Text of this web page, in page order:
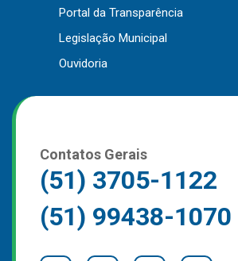
Contato
Página Inicial
Portal da Transparência
Legislação Municipal
Ouvidoria
Contatos Gerais
(51) 3705-1122
(51) 99438-1070